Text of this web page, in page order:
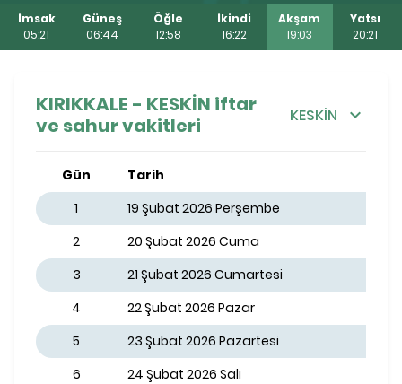
İmsak
05:21
Güneş
06:44
Öğle
12:58
İkindi
16:22
Akşam
19:03
Yatsı
20:21
KIRIKKALE - KESKİN iftar
ve sahur vakitleri
KESKİN
Gün Tarih
1
19 Şubat 2026 Perşembe
2
20 Şubat 2026 Cuma
3
21 Şubat 2026 Cumartesi
4
22 Şubat 2026 Pazar
5
23 Şubat 2026 Pazartesi
6
24 Şubat 2026 Salı